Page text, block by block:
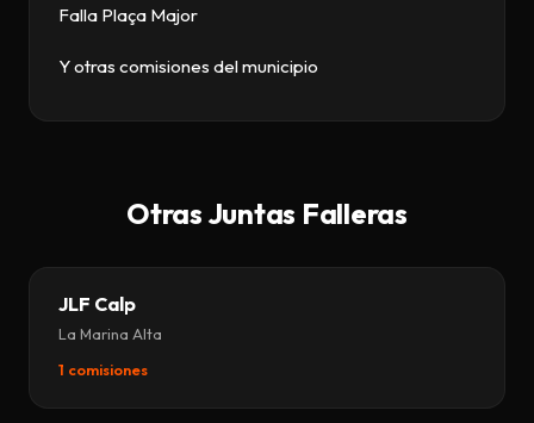
Falla Plaça Major
Y otras comisiones del municipio
Otras Juntas Falleras
JLF Calp
La Marina Alta
1 comisiones